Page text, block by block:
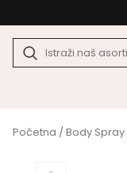
Početna /Body Spray